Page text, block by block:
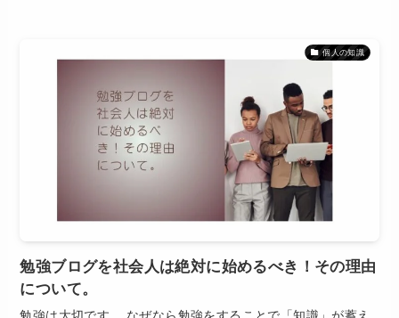
個人の知識
勉強ブログを社会人は絶対に始めるべき！その理由
について。